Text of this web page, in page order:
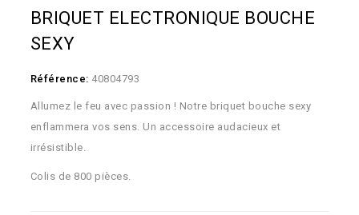
BRIQUET ELECTRONIQUE BOUCHE
SEXY
Référence: 40804793
Allumez le feu avec passion ! Notre briquet bouche sexy
enflammera vos sens. Un accessoire audacieux et
irrésistible.
Colis de 800 pièces.